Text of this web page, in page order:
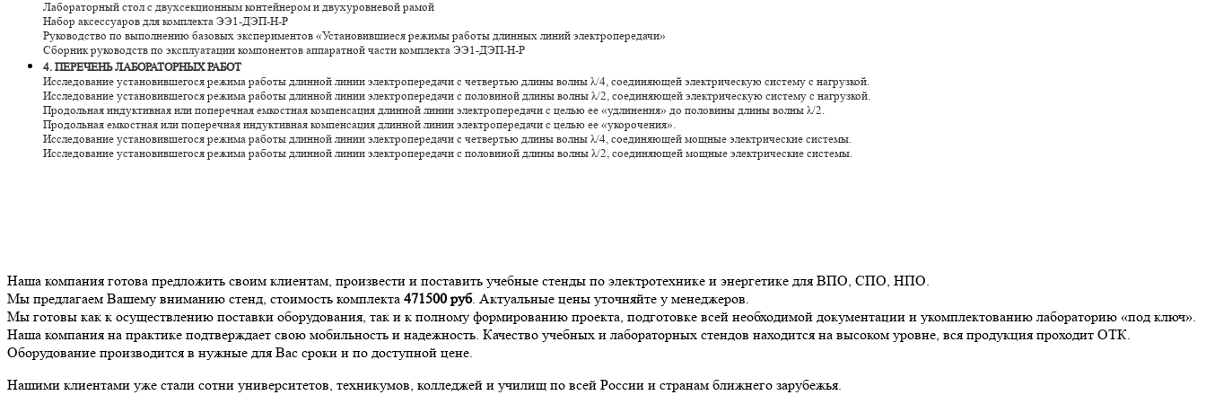
Лабораторный стол с двухсекционным контейнером и двухуровневой рамой
Набор аксессуаров для комплекта ЭЭ1-ДЭП-Н-Р
Руководство по выполнению базовых экспериментов «Установившиеся режимы работы длинных линий электропередачи»
Сборник руководств по эксплуатации компонентов аппаратной части комплекта ЭЭ1-ДЭП-Н-Р
4. ПЕРЕЧЕНЬ ЛАБОРАТОРНЫХ РАБОТ
Исследование установившегося режима работы длинной линии электропередачи с четвертью длины волны λ/4, соединяющей электрическую систему с нагрузкой.
Исследование установившегося режима работы длинной линии электропередачи с половиной длины волны λ/2, соединяющей электрическую систему с нагрузкой.
Продольная индуктивная или поперечная емкостная компенсация длинной линии электропередачи с целью ее «удлинения» до половины длины волны λ/2.
Продольная емкостная или поперечная индуктивная компенсация длинной линии электропередачи с целью ее «укорочения».
Исследование установившегося режима работы длинной линии электропередачи с четвертью длины волны λ/4, соединяющей мощные электрические системы.
Исследование установившегося режима работы длинной линии электропередачи с половиной длины волны λ/2, соединяющей мощные электрические системы.
Наша компания готова предложить своим клиентам, произвести и поставить учебные стенды по электротехнике и энергетике для ВПО, СПО, НПО.
Мы предлагаем Вашему вниманию стенд, стоимость комплекта 471500 руб. Актуальные цены уточняйте у менеджеров.
Мы готовы как к осуществлению поставки оборудования, так и к полному формированию проекта, подготовке всей необходимой документации и укомплектованию лабораторию «под ключ».
Наша компания на практике подтверждает свою мобильность и надежность. Качество учебных и лабораторных стендов находится на высоком уровне, вся продукция проходит ОТК.
Оборудование производится в нужные для Вас сроки и по доступной цене.
Нашими клиентами уже стали сотни университетов, техникумов, колледжей и училищ по всей России и странам ближнего зарубежья.